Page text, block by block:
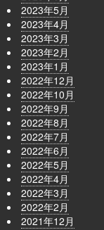
2023年5月
2023年4月
2023年3月
2023年2月
2023年1月
2022年12月
2022年10月
2022年9月
2022年8月
2022年7月
2022年6月
2022年5月
2022年4月
2022年3月
2022年2月
2021年12月